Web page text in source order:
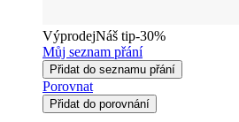
VýprodejNáš tip-30%
Můj seznam přání
Přidat do seznamu přání
Porovnat
Přidat do porovnání